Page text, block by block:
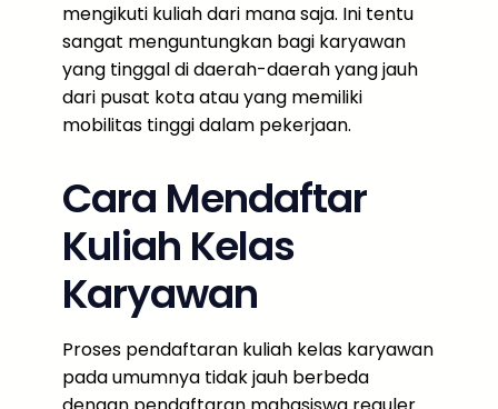
mengikuti kuliah dari mana saja. Ini tentu
sangat menguntungkan bagi karyawan
yang tinggal di daerah-daerah yang jauh
dari pusat kota atau yang memiliki
mobilitas tinggi dalam pekerjaan.
Cara Mendaftar
Kuliah Kelas
Karyawan
Proses pendaftaran kuliah kelas karyawan
pada umumnya tidak jauh berbeda